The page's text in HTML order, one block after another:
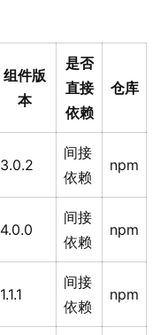
组件版
本
是否
直接
依赖
仓库
3.0.2
间接
依赖
npm
4.0.0
间接
依赖
npm
1.1.1
间接
依赖
npm